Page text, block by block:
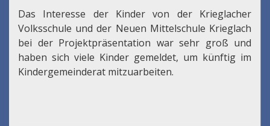
Das Interesse der Kinder von der Krieglacher
Volksschule und der Neuen Mittelschule Krieglach
bei der Projektpräsentation war sehr groß und
haben sich viele Kinder gemeldet, um künftig im
Kindergemeinderat mitzuarbeiten.